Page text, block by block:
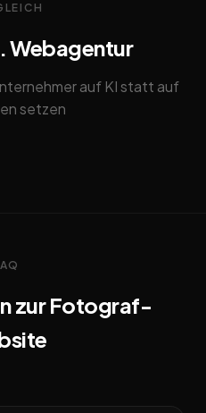
Webagentur
auf KI statt auf
setzen
zur Fotograf-